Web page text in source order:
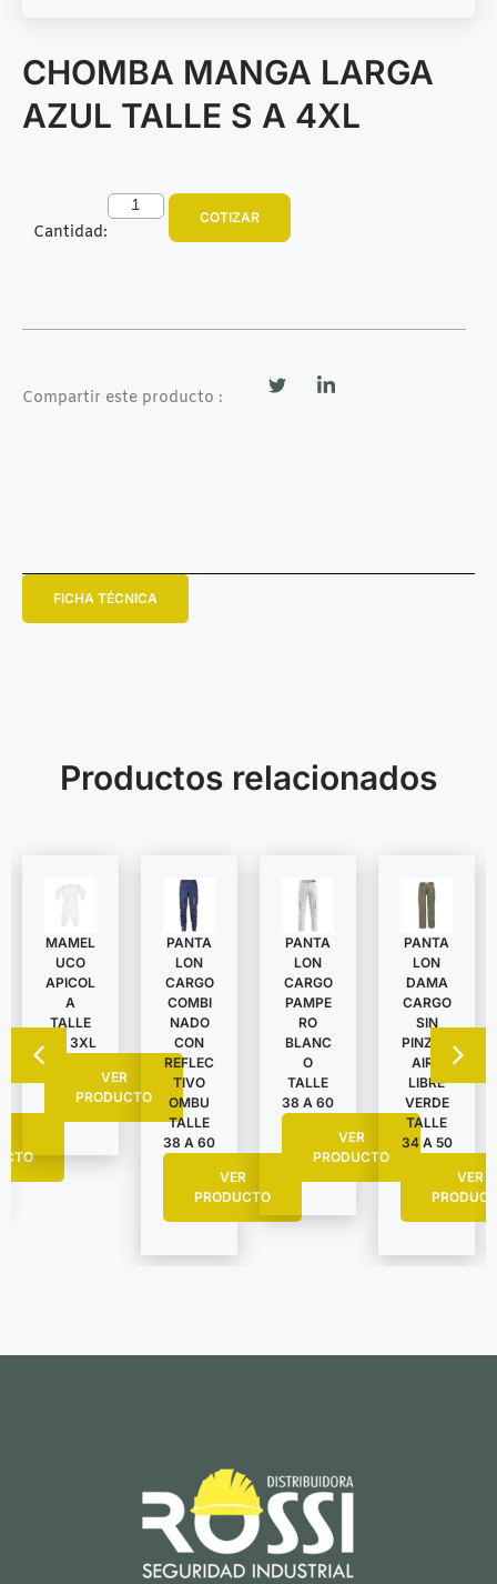
CHOMBA MANGA LARGA
AZUL TALLE S A 4XL
Cantidad:
COTIZAR
Compartir este producto :
FICHA TÉCNICA
Productos relacionados
MAMEL
UCO
APICOL
A
TALLE
S A 3XL
VER
PRODUCTO
PANTA
LON
CARGO
COMBI
NADO
CON
REFLEC
TIVO
OMBU
TALLE
38 A 60
VER
PRODUCTO
PANTA
LON
CARGO
PAMPE
RO
BLANC
O
TALLE
38 A 60
VER
PRODUCTO
PANTA
LON
DAMA
CARGO
SIN
PINZAS
AIRE
LIBRE
VERDE
TALLE
34 A 50
VER